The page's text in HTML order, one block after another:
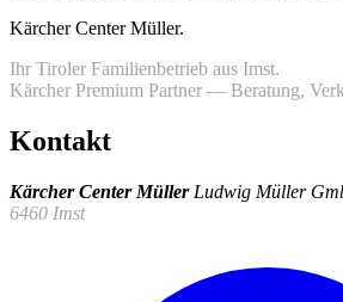
Kärcher Center Müller.
Ihr Tiroler Familienbetrieb aus Imst.
Kärcher Premium Partner — Beratung,
Kontakt
Kärcher Center Müller Ludwig Müller
6460 Imst